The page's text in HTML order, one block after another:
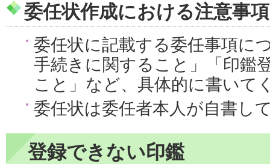
委任状作成における注意事項
委任状に記載する委任事項に
手続きに関すること」「印鑑
こと」など、具体的に書いて
委任状は委任者本人が自書し
登録できない印鑑